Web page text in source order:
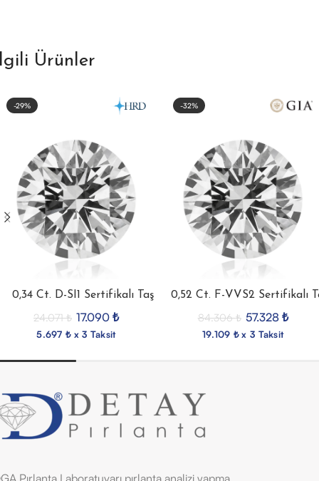
Ürünler
-29%
0,34 Ct. D-SI1 Sertifikalı Taş
24.071₺ 17.090 ₺
5.697 ₺ x 3 Taksit
-32%
0,52 Ct. F-VVS2 Sertifikalı
84.306₺ 57.328 ₺
19.109 ₺ x 3 Taksit
Pırlanta Laboratuvarı pırlanta analizi yapma